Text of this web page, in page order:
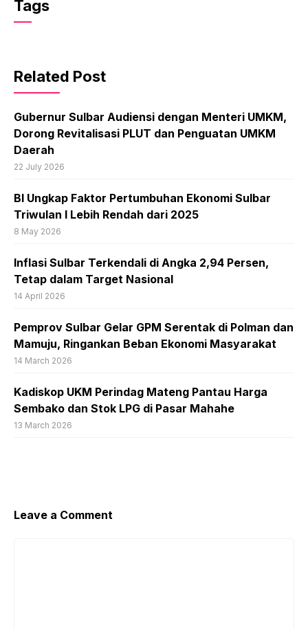
Tags
Related Post
Gubernur Sulbar Audiensi dengan Menteri UMKM,
Dorong Revitalisasi PLUT dan Penguatan UMKM
Daerah
22 July 2026
BI Ungkap Faktor Pertumbuhan Ekonomi Sulbar
Triwulan I Lebih Rendah dari 2025
8 May 2026
Inflasi Sulbar Terkendali di Angka 2,94 Persen,
Tetap dalam Target Nasional
14 April 2026
Pemprov Sulbar Gelar GPM Serentak di Polman dan
Mamuju, Ringankan Beban Ekonomi Masyarakat
14 March 2026
Kadiskop UKM Perindag Mateng Pantau Harga
Sembako dan Stok LPG di Pasar Mahahe
13 March 2026
Leave a Comment